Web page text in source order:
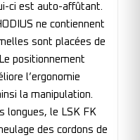
ci est auto-affûtant.
ne contiennent
sont placées de
positionnement
l’ergonomie
la manipulation.
longues, le LSK FK
des cordons de